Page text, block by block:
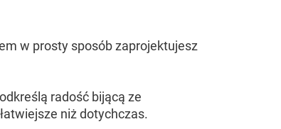
w prosty sposób zaprojektujesz
radość bijącą ze
niż dotychczas.